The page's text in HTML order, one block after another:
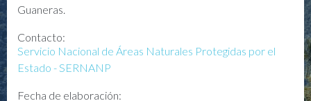
Guaneras.
Contacto:
Servicio Nacional de Áreas Naturales Protegidas por el
Estado - SERNANP
Fecha de elaboración: